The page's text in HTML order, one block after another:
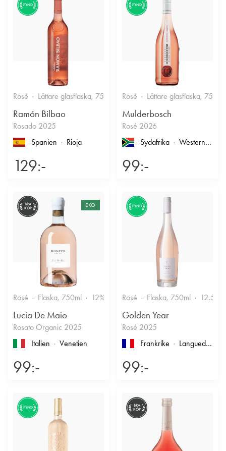
FYND
Rosé Lättare glasflaska, 750ml 12.5% Fruktigt & Smakrikt
Ramón Bilbao
Rosado 2025
Spanien
Rioja
129:-
FYND
Rosé Lättare glasflaska, 750ml
Mulderbosch
Rosé 2026
Sydafrika
Western Cape
99:-
BRA
KÖP
EKO
Rosé Flaska, 750ml 12% Fruktigt & Smakrikt
Lucia De Maio
Rosato Organic 2025
Italien
Venetien
99:-
FYND
Rosé Flaska, 750ml 12.5%
Golden Year
Rosé 2025
Frankrike
Languedoc-Roussillon
99:-
FYND
BRA
KÖP